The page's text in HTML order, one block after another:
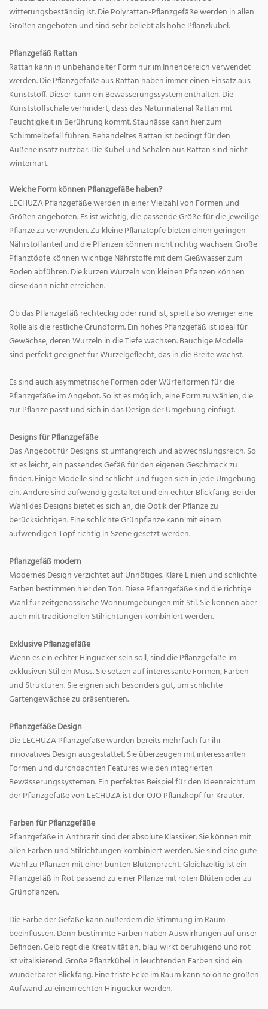
witterungsbeständig ist. Die Polyrattan-Pflanzgefäße werden in allen
Größen angeboten und sind sehr beliebt als hohe Pflanzkübel.
Pflanzgefäß Rattan
Rattan kann in unbehandelter Form nur im Innenbereich verwendet
werden. Die Pflanzgefäße aus Rattan haben immer einen Einsatz aus
Kunststoff. Dieser kann ein Bewässerungssystem enthalten. Die
Kunststoffschale verhindert, dass das Naturmaterial Rattan mit
Feuchtigkeit in Berührung kommt. Staunässe kann hier zum
Schimmelbefall führen. Behandeltes Rattan ist bedingt für den
Außeneinsatz nutzbar. Die Kübel und Schalen aus Rattan sind nicht
winterhart.
Welche Form können Pflanzgefäße haben?
LECHUZA Pflanzgefäße werden in einer Vielzahl von Formen und
Größen angeboten. Es ist wichtig, die passende Größe für die jeweilige
Pflanze zu verwenden. Zu kleine Pflanztöpfe bieten einen geringen
Nährstoffanteil und die Pflanzen können nicht richtig wachsen. Große
Pflanztöpfe können wichtige Nährstoffe mit dem Gießwasser zum
Boden abführen. Die kurzen Wurzeln von kleinen Pflanzen können
diese dann nicht erreichen.
Ob das Pflanzgefäß rechteckig oder rund ist, spielt also weniger eine
Rolle als die restliche Grundform. Ein hohes Pflanzgefäß ist ideal für
Gewächse, deren Wurzeln in die Tiefe wachsen. Bauchige Modelle
sind perfekt geeignet für Wurzelgeflecht, das in die Breite wächst.
Es sind auch asymmetrische Formen oder Würfelformen für die
Pflanzgefäße im Angebot. So ist es möglich, eine Form zu wählen, die
zur Pflanze passt und sich in das Design der Umgebung einfügt.
Designs für Pflanzgefäße
Das Angebot für Designs ist umfangreich und abwechslungsreich. So
ist es leicht, ein passendes Gefäß für den eigenen Geschmack zu
finden. Einige Modelle sind schlicht und fügen sich in jede Umgebung
ein. Andere sind aufwendig gestaltet und ein echter Blickfang. Bei der
Wahl des Designs bietet es sich an, die Optik der Pflanze zu
berücksichtigen. Eine schlichte Grünpflanze kann mit einem
aufwendigen Topf richtig in Szene gesetzt werden.
Pflanzgefäß modern
Modernes Design verzichtet auf Unnötiges. Klare Linien und schlichte
Farben bestimmen hier den Ton. Diese Pflanzgefäße sind die richtige
Wahl für zeitgenössische Wohnumgebungen mit Stil. Sie können aber
auch mit traditionellen Stilrichtungen kombiniert werden.
Exklusive Pflanzgefäße
Wenn es ein echter Hingucker sein soll, sind die Pflanzgefäße im
exklusiven Stil ein Muss. Sie setzen auf interessante Formen, Farben
und Strukturen. Sie eignen sich besonders gut, um schlichte
Gartengewächse zu präsentieren.
Pflanzgefäße Design
Die LECHUZA Pflanzgefäße wurden bereits mehrfach für ihr
innovatives Design ausgestattet. Sie überzeugen mit interessanten
Formen und durchdachten Features wie den integrierten
Bewässerungssystemen. Ein perfektes Beispiel für den Ideenreichtum
der Pflanzgefäße von LECHUZA ist der OJO Pflanzkopf für Kräuter.
Farben für Pflanzgefäße
Pflanzgefäße in Anthrazit sind der absolute Klassiker. Sie können mit
allen Farben und Stilrichtungen kombiniert werden. Sie sind eine gute
Wahl zu Pflanzen mit einer bunten Blütenpracht. Gleichzeitig ist ein
Pflanzgefäß in Rot passend zu einer Pflanze mit roten Blüten oder zu
Grünpflanzen.
Die Farbe der Gefäße kann außerdem die Stimmung im Raum
beeinflussen. Denn bestimmte Farben haben Auswirkungen auf unser
Befinden. Gelb regt die Kreativität an, blau wirkt beruhigend und rot
ist vitalisierend. Große Pflanzkübel in leuchtenden Farben sind ein
wunderbarer Blickfang. Eine triste Ecke im Raum kann so ohne großen
Aufwand zu einem echten Hingucker werden.